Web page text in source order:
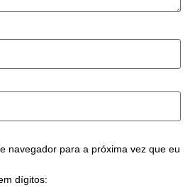
navegador para a próxima vez que eu
dígitos: